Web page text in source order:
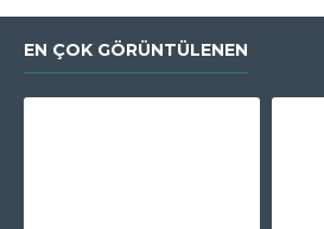
EN ÇOK GÖRÜNTÜLENEN